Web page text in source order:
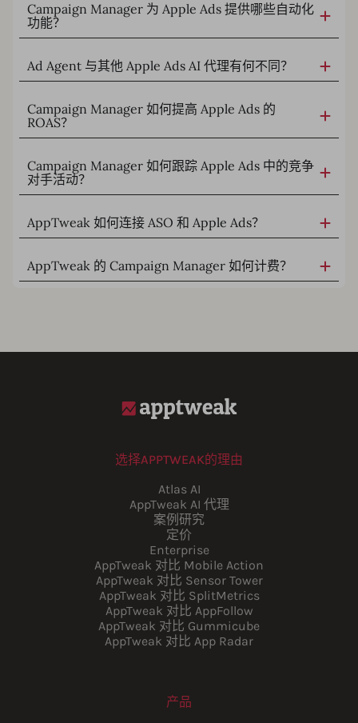
Campaign Manager 为 Apple Ads 提供哪些自动化
功能？
Ad Agent 与其他 Apple Ads AI 代理有何不同？
Campaign Manager 如何提高 Apple Ads 的
ROAS？
Campaign Manager 如何跟踪 Apple Ads 中的竞争
对手活动？
AppTweak 如何连接 ASO 和 Apple Ads？
AppTweak 的 Campaign Manager 如何计费？
选择APPTWEAK的理由
Atlas AI
AppTweak AI 代理
案例研究
定价
Enterprise
AppTweak 对比 Mobile Action
AppTweak 对比 Sensor Tower
AppTweak 对比 SplitMetrics
AppTweak 对比 AppFollow
AppTweak 对比 Gummicube
AppTweak 对比 App Radar
产品